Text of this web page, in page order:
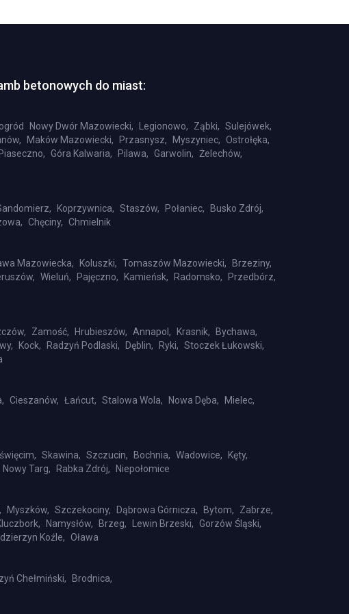
betonowych do miast:
Nowy Dwór Mazowiecki, Legionowo, Ząbki, Sulejówek,
Maków Mazowiecki, Przasnysz, Myszyniec, Ostrołęka,
Piaseczno, Góra Kalwaria, Pilawa, Garwolin, Żelechów,
Koprzywnica, Staszów, Połaniec,
Busko Zdrój,
Chęciny, Chmielnik
Mazowiecka, Koluszki, Tomaszów Mazowiecki,
Brzeziny,
Wieluń, Pajęczno, Kamieńsk, Radomsko,
Przedbórz,
Zamość, Hrubieszów, Annapol, Krasnik,
Bychawa,
Kock, Radzyń Podlaski, Dęblin, Ryki, Stoczek Łukowski,
Cieszanów, Łańcut, Stalowa Wola, Nowa Dęba,
Mielec,
Skawina, Szczucin, Bochnia, Wadowice,
Kęty,
Nowy Targ, Rabka Zdrój,
Niepołomice
Myszków, Szczekociny, Dąbrowa Górnicza, Bytom,
Zabrze,
Namysłów, Brzeg, Lewin Brzeski, Gorzów Śląski,
Koźle, Oława
Chełmiński,
Brodnica,